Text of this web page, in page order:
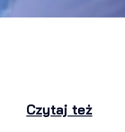
Czytaj też